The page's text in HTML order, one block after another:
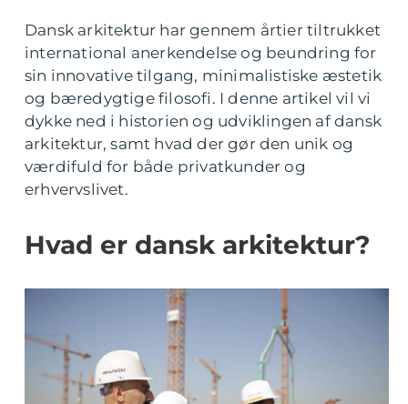
Dansk arkitektur har gennem årtier tiltrukket
international anerkendelse og beundring for
sin innovative tilgang, minimalistiske æstetik
og bæredygtige filosofi. I denne artikel vil vi
dykke ned i historien og udviklingen af dansk
arkitektur, samt hvad der gør den unik og
værdifuld for både privatkunder og
erhvervslivet.
Hvad er dansk arkitektur?